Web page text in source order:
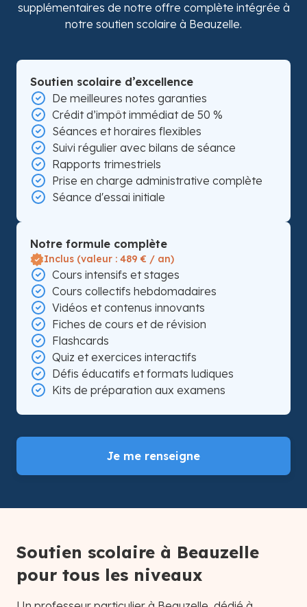
supplémentaires de notre offre complète intégrée à
notre soutien scolaire à Beauzelle.
Soutien scolaire d’excellence
De meilleures notes garanties
Crédit d’impôt immédiat de 50 %
Séances et horaires flexibles
Suivi régulier avec bilans de séance
Rapports trimestriels
Prise en charge administrative complète
Séance d'essai initiale
Notre formule complète
Inclus (valeur : 489 € / an)
Cours intensifs et stages
Cours collectifs hebdomadaires
Vidéos et contenus innovants
Fiches de cours et de révision
Flashcards
Quiz et exercices interactifs
Défis éducatifs et formats ludiques
Kits de préparation aux examens
Je me renseigne
Soutien scolaire à Beauzelle
pour tous les niveaux